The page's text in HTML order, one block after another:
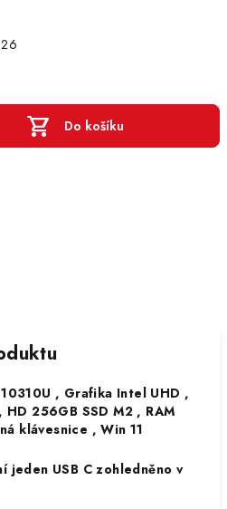
Do košíku
, Grafika Intel UHD ,
HD 256GB SSD M2 , RAM
klávesnice , Win 11
jeden USB C zohledněno v